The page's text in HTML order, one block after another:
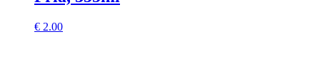
€ 2.00